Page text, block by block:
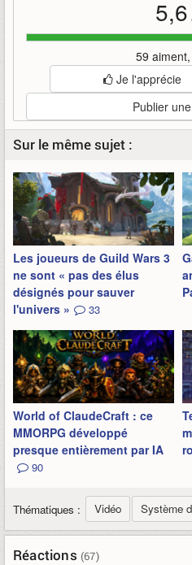
5,6
59
Je l'apprécie
Publier
Sur le même sujet :
Les joueurs de Guild Wars 3
ne sont « pas des élus
désignés pour sauver
l'univers »
33
World of ClaudeCraft : ce
MMORPG développé
presque entièrement par IA
90
Thématiques : Vidéo Système
Réactions (67)